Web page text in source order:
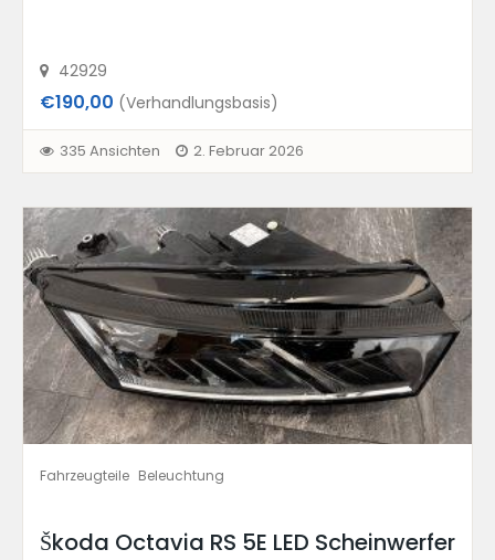
42929
€190,00 (Verhandlungsbasis)
335 Ansichten 2. Februar 2026
Fahrzeugteile Beleuchtung
Škoda Octavia RS 5E LED Scheinwerfer